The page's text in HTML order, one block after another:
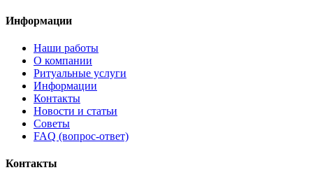
Информации
Наши работы
О компании
Ритуальные услуги
Информации
Контакты
Новости и статьи
Советы
FAQ (вопрос-ответ)
Контакты